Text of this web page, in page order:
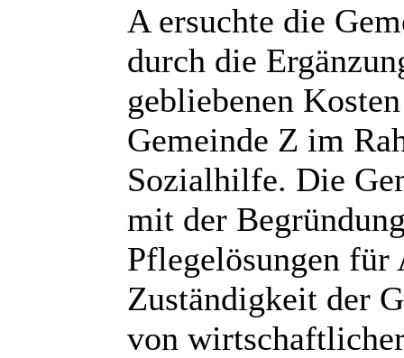
A ersuchte die
durch die
gebliebenen
Gemeinde Z im
Sozialhilfe. Die
mit der
Pflegelösungen
Zuständigkeit der
von